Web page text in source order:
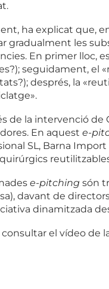
ha explicat que,
gradualment les
En primer lloc,
seguidament, el
després, la
de la intervenció de
En aquest e-
SL, Barna
e-pitching són
davant de
dinamitzada
el vídeo de